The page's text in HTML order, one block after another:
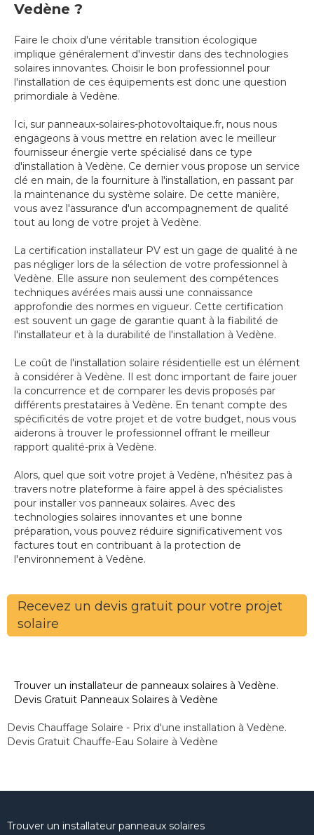
Vedène ?
Faire le choix d'une véritable transition écologique
implique généralement d'investir dans des technologies
solaires innovantes. Choisir le bon professionnel pour
l'installation de ces équipements est donc une question
primordiale à Vedène.
Ici, sur panneaux-solaires-photovoltaique.fr, nous nous
engageons à vous mettre en relation avec le meilleur
fournisseur énergie verte spécialisé dans ce type
d'installation à Vedène. Ce dernier vous propose un service
clé en main, de la fourniture à l'installation, en passant par
la maintenance du système solaire. De cette manière,
vous avez l'assurance d'un accompagnement de qualité
tout au long de votre projet à Vedène.
La certification installateur PV est un gage de qualité à ne
pas négliger lors de la sélection de votre professionnel à
Vedène. Elle assure non seulement des compétences
techniques avérées mais aussi une connaissance
approfondie des normes en vigueur. Cette certification
est souvent un gage de garantie quant à la fiabilité de
l'installateur et à la durabilité de l'installation à Vedène.
Le coût de l'installation solaire résidentielle est un élément
à considérer à Vedène. Il est donc important de faire jouer
la concurrence et de comparer les devis proposés par
différents prestataires à Vedène. En tenant compte des
spécificités de votre projet et de votre budget, nous vous
aiderons à trouver le professionnel offrant le meilleur
rapport qualité-prix à Vedène.
Alors, quel que soit votre projet à Vedène, n'hésitez pas à
travers notre plateforme à faire appel à des spécialistes
pour installer vos panneaux solaires. Avec des
technologies solaires innovantes et une bonne
préparation, vous pouvez réduire significativement vos
factures tout en contribuant à la protection de
l'environnement à Vedène.
Recevez un devis gratuit pour votre projet
solaire
Trouver un installateur de panneaux solaires à Vedène.
Devis Gratuit Panneaux Solaires à Vedène
Devis Chauffage Solaire - Prix d'une installation à Vedène.
Devis Gratuit Chauffe-Eau Solaire à Vedène
Trouver un installateur panneaux solaires